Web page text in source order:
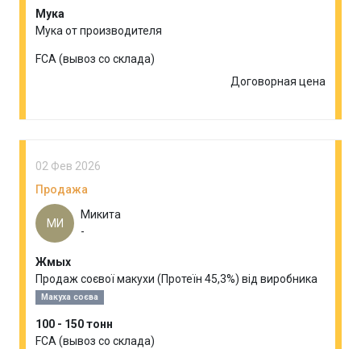
Мука
Мука от производителя
FCA (вывоз со склада)
Договорная цена
02 Фев 2026
Продажа
МИ
Микита
-
Жмых
Продаж соєвої макухи (Протеїн 45,3%) від виробника
Макуха соєва
100 - 150 тонн
FCA (вывоз со склада)